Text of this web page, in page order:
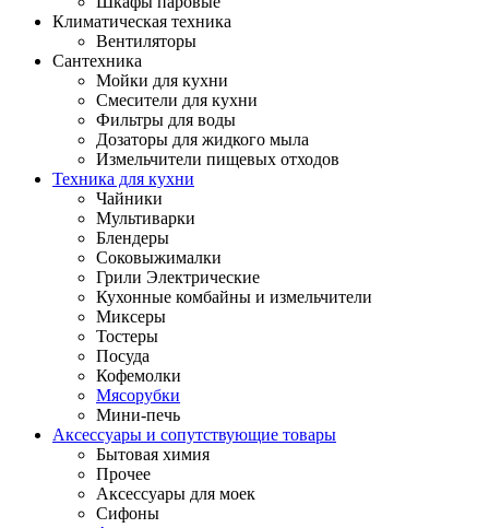
Климатическая техника
Вентиляторы
Сантехника
Мойки для кухни
Смесители для кухни
Фильтры для воды
Дозаторы для жидкого мыла
Измельчители пищевых отходов
Техника для кухни
Чайники
Мультиварки
Блендеры
Соковыжималки
Грили Электрические
Кухонные комбайны и измельчители
Миксеры
Тостеры
Посуда
Кофемолки
Мясорубки
Мини-печь
Аксессуары и сопутствующие товары
Бытовая химия
Прочее
Аксессуары для моек
Сифоны